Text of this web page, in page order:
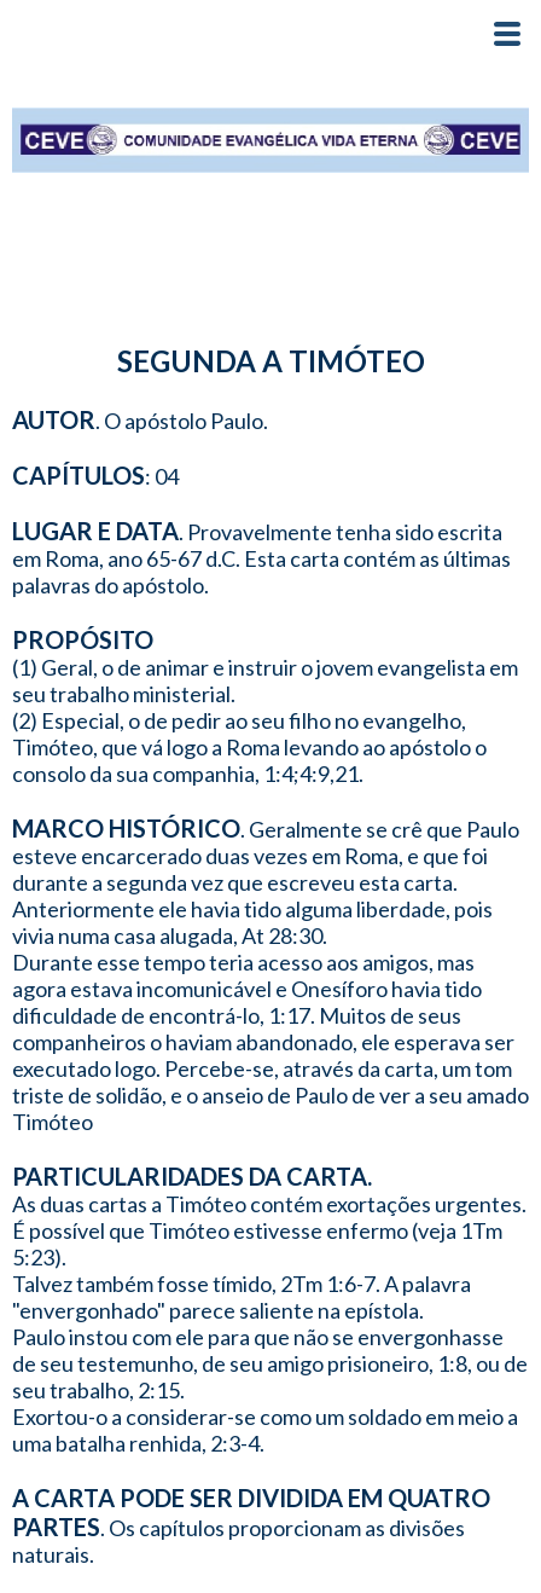
SEGUNDA A TIMÓTEO
AUTOR. O apóstolo Paulo.
CAPÍTULOS: 04
LUGAR E DATA. Provavelmente tenha sido escrita
em Roma, ano 65-67 d.C. Esta carta contém as últimas
palavras do apóstolo.
PROPÓSITO
(1) Geral, o de animar e instruir o jovem evangelista em
seu trabalho ministerial.
(2) Especial, o de pedir ao seu filho no evangelho,
Timóteo, que vá logo a Roma levando ao apóstolo o
consolo da sua companhia, 1:4;4:9,21.
MARCO HISTÓRICO. Geralmente se crê que Paulo
esteve encarcerado duas vezes em Roma, e que foi
durante a segunda vez que escreveu esta carta.
Anteriormente ele havia tido alguma liberdade, pois
vivia numa casa alugada, At 28:30.
Durante esse tempo teria acesso aos amigos, mas
agora estava incomunicável e Onesíforo havia tido
dificuldade de encontrá-lo, 1:17. Muitos de seus
companheiros o haviam abandonado, ele esperava ser
executado logo. Percebe-se, através da carta, um tom
triste de solidão, e o anseio de Paulo de ver a seu amado
Timóteo
PARTICULARIDADES DA CARTA.
As duas cartas a Timóteo contém exortações urgentes.
É possível que Timóteo estivesse enfermo (veja 1Tm
5:23).
Talvez também fosse tímido, 2Tm 1:6-7. A palavra
"envergonhado" parece saliente na epístola.
Paulo instou com ele para que não se envergonhasse
de seu testemunho, de seu amigo prisioneiro, 1:8, ou de
seu trabalho, 2:15.
Exortou-o a considerar-se como um soldado em meio a
uma batalha renhida, 2:3-4.
A CARTA PODE SER DIVIDIDA EM QUATRO
PARTES. Os capítulos proporcionam as divisões
naturais.